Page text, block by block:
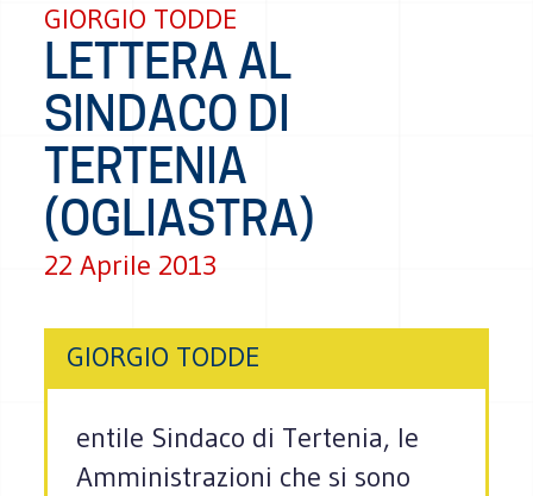
GIORGIO TODDE
LETTERA AL
SINDACO DI
TERTENIA
(OGLIASTRA)
22 Aprile 2013
GIORGIO TODDE
entile Sindaco di Tertenia, le
Amministrazioni che si sono